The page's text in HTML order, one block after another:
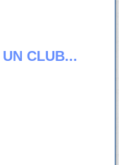
CLUB...